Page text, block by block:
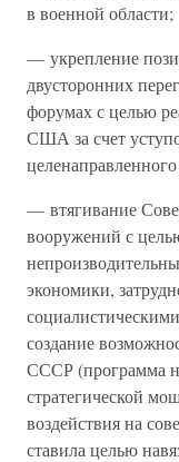
в военной области;
— укрепление
двусторонних
форумах с целью
США за счет
— втягивание
вооружений с
экономики,
создание
СССР (программа
стратегической
воздействия на
ставила целью